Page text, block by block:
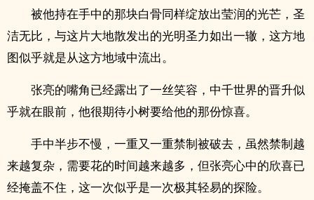
被他持在手中的那块白骨同样绽放出莹润的光芒，圣
洁无比，与这片大地散发出的光明圣力如出一辙，这方地
图似乎就是从这方地域中流出。
张亮的嘴角已经露出了一丝笑容，中千世界的晋升似
乎就在眼前，他很期待小树要给他的那份惊喜。
手中半步不慢，一重又一重禁制被破去，虽然禁制越
来越复杂，需要花的时间越来越多，但张亮心中的欣喜已
经掩盖不住，这一次似乎是一次极其轻易的探险。